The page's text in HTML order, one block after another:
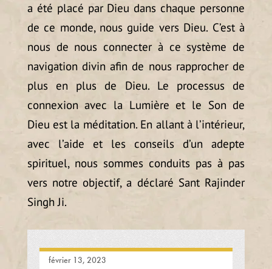
a été placé par Dieu dans chaque personne
de ce monde, nous guide vers Dieu. C’est à
nous de nous connecter à ce système de
navigation divin afin de nous rapprocher de
plus en plus de Dieu. Le processus de
connexion avec la Lumière et le Son de
Dieu est la méditation. En allant à l’intérieur,
avec l’aide et les conseils d’un adepte
spirituel, nous sommes conduits pas à pas
vers notre objectif, a déclaré Sant Rajinder
Singh Ji.
février 13, 2023